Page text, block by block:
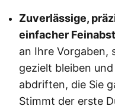
Zuverlässige,
einfacher
an Ihre Vorgaben,
gezielt bleiben
abdriften, die Sie
Stimmt der erste